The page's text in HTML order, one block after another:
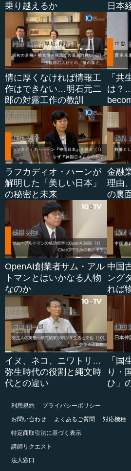
乗り越えるか
日本
情に厚くなければ情報工
作はできない…明石元二
郎の対露工作の教訓
「共
は？
ラフカディオ・ハーンが
解明した「美しい日本」
の秘密と未来
金融
理由
の裏
OpenAI創業者サム・アル
トマンとはいかなる人物
なのか
中国
ング
れば
イヌ、ネコ、ニワトリ…
弥生時代の役割と縄文時
代との違い
「国
り・
ひ」
利用規約
プライバシーポリシー
お問い合わせ
よくあるご質問
対応機種
特定商取引法に基づく表示
講師リクエスト
法人窓口